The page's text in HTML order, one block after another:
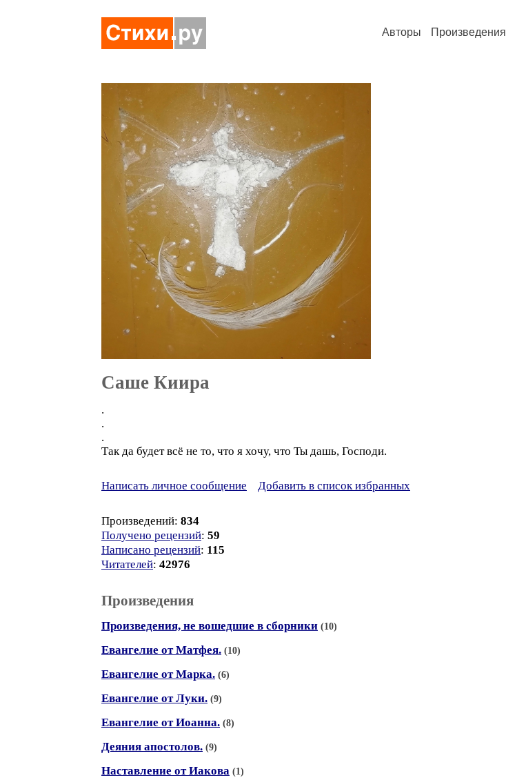
Авторы Произведения
Саше Киира
.
.
.
Так да будет всё не то, что я хочу, что Ты дашь, Господи.
Написать личное сообщение Добавить в список избранных
Произведений: 834
Получено рецензий: 59
Написано рецензий: 115
Читателей: 42976
Произведения
Произведения, не вошедшие в сборники (10)
Евангелие от Матфея. (10)
Евангелие от Марка. (6)
Евангелие от Луки. (9)
Евангелие от Иоанна. (8)
Деяния апостолов. (9)
Наставление от Иакова (1)